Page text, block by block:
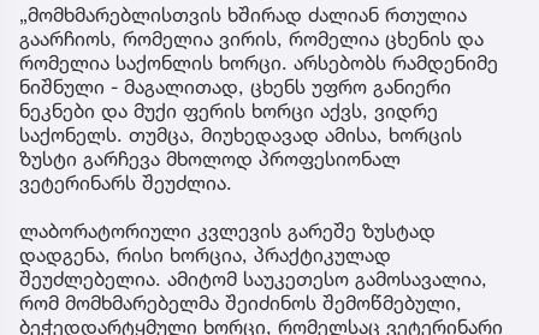
„მომხმარებლისთვის ხშირად ძალიან რთულია
გაარჩიოს, რომელია ვირის, რომელია ცხენის და
რომელია საქონლის ხორცი. არსებობს რამდენიმე
ნიშნული - მაგალითად, ცხენს უფრო განიერი
ნეკნები და მუქი ფერის ხორცი აქვს, ვიდრე
საქონელს. თუმცა, მიუხედავად ამისა, ხორცის
ზუსტი გარჩევა მხოლოდ პროფესიონალ
ვეტერინარს შეუძლია.
ლაბორატორიული კვლევის გარეშე ზუსტად
დადგენა, რისი ხორცია, პრაქტიკულად
შეუძლებელია. ამიტომ საუკეთესო გამოსავალია,
რომ მომხმარებელმა შეიძინოს შემოწმებული,
ბეჭედდარტყმული ხორცი, რომელსაც ვეტერინარი